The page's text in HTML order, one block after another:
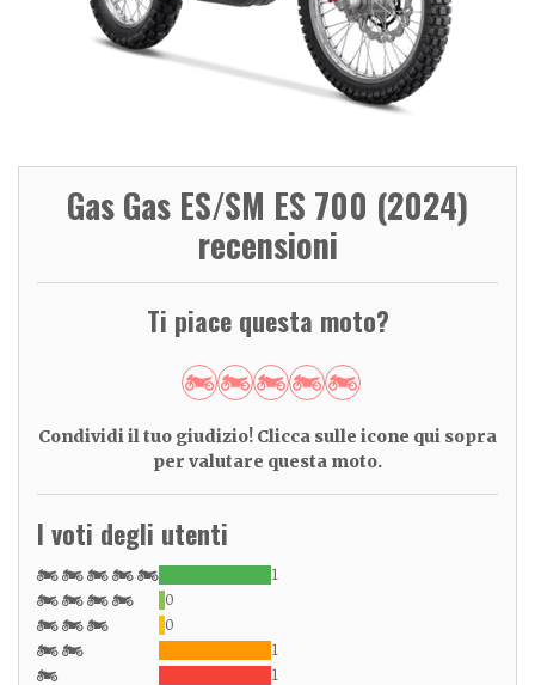
Gas Gas ES/SM ES 700 (2024)
recensioni
Ti piace questa moto?
Condividi il tuo giudizio! Clicca sulle icone qui sopra
per valutare questa moto.
I voti degli utenti
1
0
0
1
1